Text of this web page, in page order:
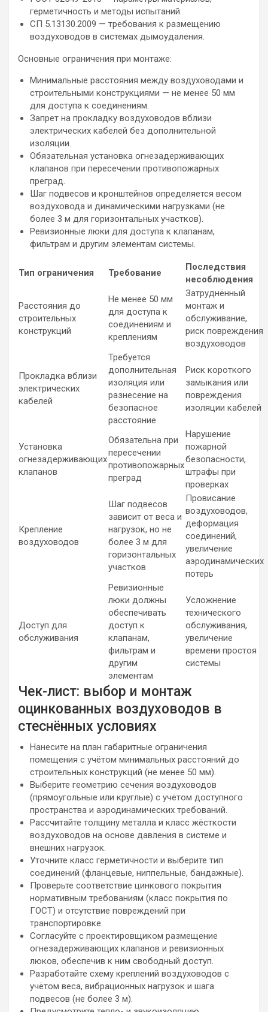
герметичность и методы испытаний.
СП 5.13130.2009 — требования к размещению
воздуховодов в системах дымоудаления.
Основные ограничения при монтаже:
Минимальные расстояния между воздуховодами и
строительными конструкциями — не менее 50 мм
для доступа к соединениям.
Запрет на прокладку воздуховодов вблизи
электрических кабелей без дополнительной
изоляции.
Обязательная установка огнезадерживающих
клапанов при пересечении противопожарных
преград.
Шаг подвесов и кронштейнов определяется весом
воздуховода и динамическими нагрузками (не
более 3 м для горизонтальных участков).
Ревизионные люки для доступа к клапанам,
фильтрам и другим элементам системы.
Тип ограничения Требование
Последствия
несоблюдения
Расстояния до
строительных
конструкций
Не менее 50 мм
для доступа к
соединениям и
креплениям
Затруднённый
монтаж и
обслуживание,
риск повреждения
воздуховодов
Прокладка вблизи
электрических
кабелей
Требуется
дополнительная
изоляция или
разнесение на
безопасное
расстояние
Риск короткого
замыкания или
повреждения
изоляции кабелей
Установка
огнезадерживающих
клапанов
Обязательна при
пересечении
противопожарных
преград
Нарушение
пожарной
безопасности,
штрафы при
проверках
Крепление
воздуховодов
Шаг подвесов
зависит от веса и
нагрузок, но не
более 3 м для
горизонтальных
участков
Провисание
воздуховодов,
деформация
соединений,
увеличение
аэродинамических
потерь
Доступ для
обслуживания
Ревизионные
люки должны
обеспечивать
доступ к
клапанам,
фильтрам и
другим
элементам
Усложнение
технического
обслуживания,
увеличение
времени простоя
системы
Чек-лист: выбор и монтаж
оцинкованных воздуховодов в
стеснённых условиях
Нанесите на план габаритные ограничения
помещения с учётом минимальных расстояний до
строительных конструкций (не менее 50 мм).
Выберите геометрию сечения воздуховодов
(прямоугольные или круглые) с учётом доступного
пространства и аэродинамических требований.
Рассчитайте толщину металла и класс жёсткости
воздуховодов на основе давления в системе и
внешних нагрузок.
Уточните класс герметичности и выберите тип
соединений (фланцевые, ниппельные, бандажные).
Проверьте соответствие цинкового покрытия
нормативным требованиям (класс покрытия по
ГОСТ) и отсутствие повреждений при
транспортировке.
Согласуйте с проектировщиком размещение
огнезадерживающих клапанов и ревизионных
люков, обеспечив к ним свободный доступ.
Разработайте схему креплений воздуховодов с
учётом веса, вибрационных нагрузок и шага
подвесов (не более 3 м).